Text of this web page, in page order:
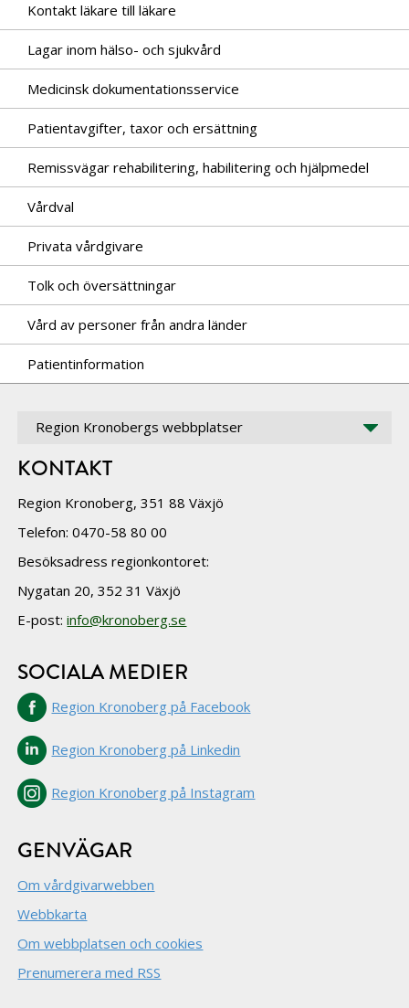
Kontakt läkare till läkare
Lagar inom hälso- och sjukvård
Medicinsk dokumentationsservice
Patientavgifter, taxor och ersättning
Remissvägar rehabilitering, habilitering och hjälpmedel
Vårdval
Privata vårdgivare
Tolk och översättningar
Vård av personer från andra länder
Patientinformation
Region Kronobergs webbplatser
KONTAKT
Region Kronoberg, 351 88 Växjö
Telefon: 0470-58 80 00
Besöksadress regionkontoret:
Nygatan 20, 352 31 Växjö
E-post:info@kronoberg.se
SOCIALA MEDIER
Region Kronoberg på Facebook
Region Kronoberg på Linkedin
Region Kronoberg på Instagram
GENVÄGAR
Om vårdgivarwebben
Webbkarta
Om webbplatsen och cookies
Prenumerera med RSS